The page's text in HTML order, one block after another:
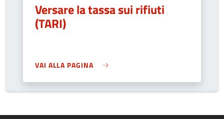
Versare la tassa sui rifiuti
(TARI)
VAI ALLA PAGINA